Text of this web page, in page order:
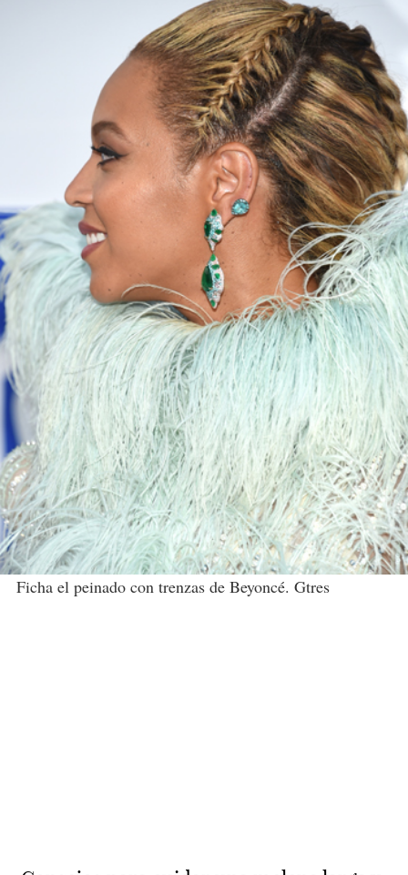
Ficha el peinado con trenzas de Beyoncé. Gtres